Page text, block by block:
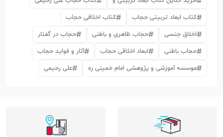
کتاب ابعاد تربیتی حجاب
کتاب اخلاقی حجاب
اخلاق جنسی
حجاب ظاهری و باطنی
حجاب در گفتار
حجاب باطنی
ابعاد اخلاقی حجاب
آثار و فواید حجاب
موسسه آموزشی و پژوهشی امام خمینی ره
علی رحیمی